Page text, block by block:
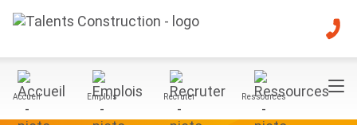
Accueil Emplois Recruter Ressources